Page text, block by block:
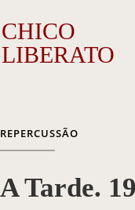
CHICO
LIBERATO
A Obra
REPERCUSSÃO
A Tarde.